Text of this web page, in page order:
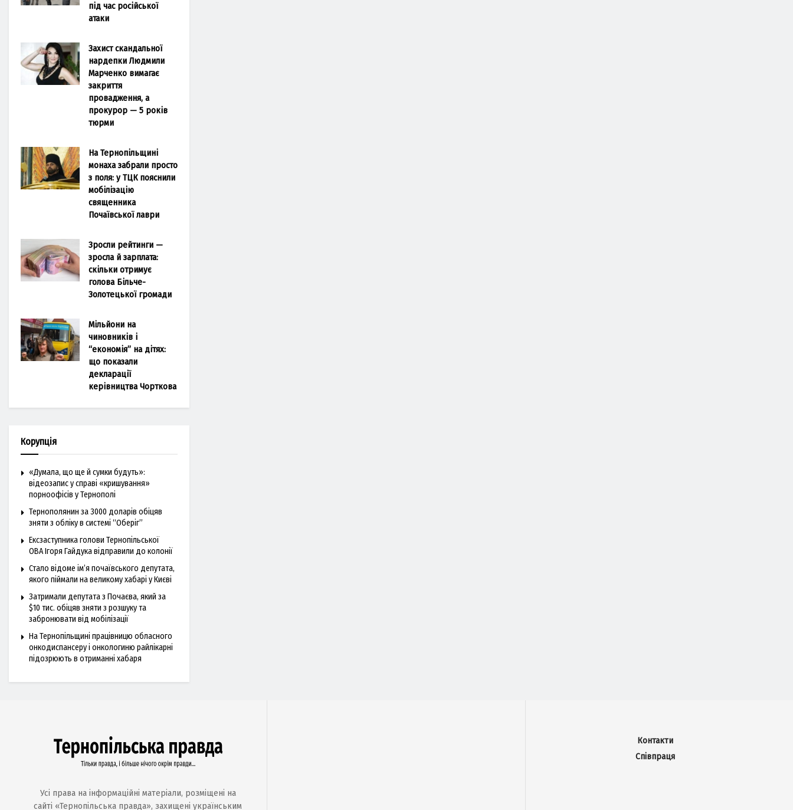
під час російської
атаки
Захист скандальної
нардепки Людмили
Марченко вимагає
закриття
провадження, а
прокурор — 5 років
тюрми
На Тернопільщині
монаха забрали просто
з поля: у ТЦК пояснили
мобілізацію
священника
Почаївської лаври
Зросли рейтинги —
зросла й зарплата:
скільки отримує
голова Більче-
Золотецької громади
Мільйони на
чиновників і
“економія” на дітях:
що показали
декларації
керівництва Чорткова
Корупція
«Думала, що ще й сумки будуть»:
відеозапис у справі «кришування»
порноофісів у Тернополі
Тернополянин за 3000 доларів обіцяв
зняти з обліку в системі “Оберіг”
Ексзаступника голови Тернопільської
ОВА Ігоря Гайдука відправили до колонії
Стало відоме ім’я почаївського депутата,
якого піймали на великому хабарі у Києві
Затримали депутата з Почаєва, який за
$10 тис. обіцяв зняти з розшуку та
забронювати від мобілізації
На Тернопільщині працівницю обласного
онкодиспансеру і онкологиню райлікарні
підозрюють в отриманні хабаря
Усі права на інформаційні матеріали, розміщені на
сайті «Тернопільська правда», захищені українським
Контакти
Співпраця